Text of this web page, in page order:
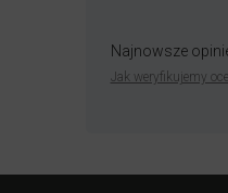
Najnowsze
Jak weryfikujemy